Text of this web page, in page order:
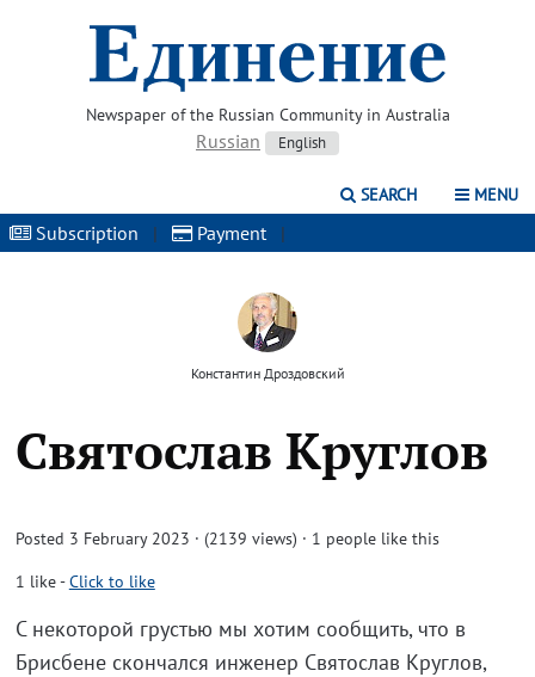
Newspaper of the Russian Community in Australia
Russian English
SEARCH MENU
Subscription | Payment |
Константин Дроздовский
Святослав Круглов
Posted 3 February 2023 · (2139 views) · 1 people like this
1 like-Click to like
С некоторой грустью мы хотим сообщить, что в
Брисбене скончался инженер Святослав Круглов,